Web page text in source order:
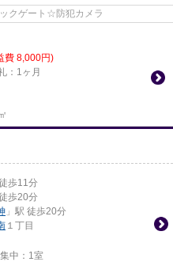
クゲート☆防犯カメラ
費 8,000円)
：1ヶ月
歩11分
歩20分
」駅 徒歩20分
１丁目
中： 1室